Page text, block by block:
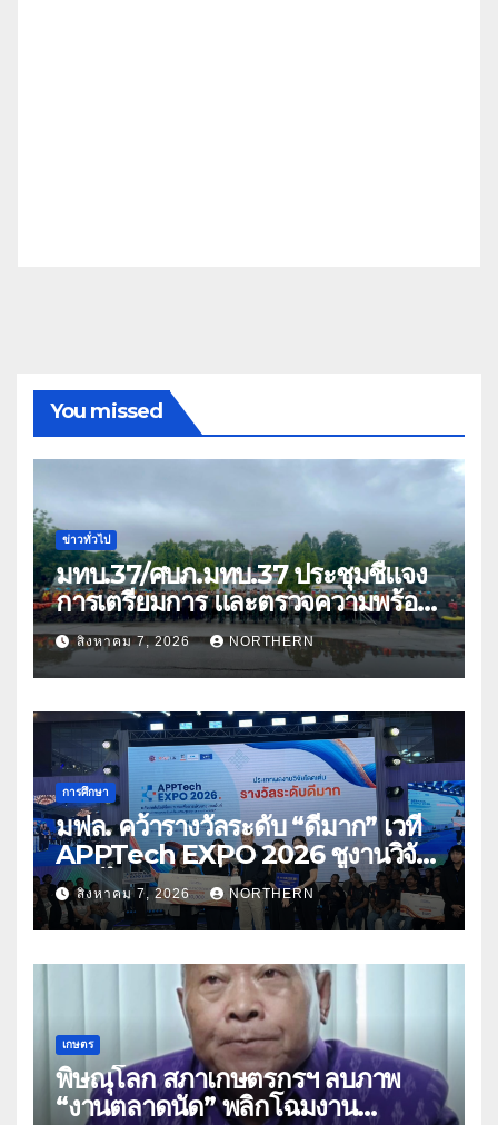
You missed
ข่าวทั่วไป
มทบ.37/ศบภ.มทบ.37 ประชุมชี้แจง
การเตรียมการ และตรวจความพร้อม
ด้านการบรรเทาสาธารณภัย
สิงหาคม 7, 2026 NORTHERN
การศึกษา
มฟล. คว้ารางวัลระดับ “ดีมาก” เวที
APPTech EXPO 2026 ชูงานวิจัย
สมุนไพร ขับเคลื่อนนวัตกรรมสู่เชิง
พาณิชย์
สิงหาคม 7, 2026 NORTHERN
เกษตร
พิษณุโลก สภาเกษตรกรฯ ลบภาพ
“งานตลาดนัด” พลิกโฉมงาน